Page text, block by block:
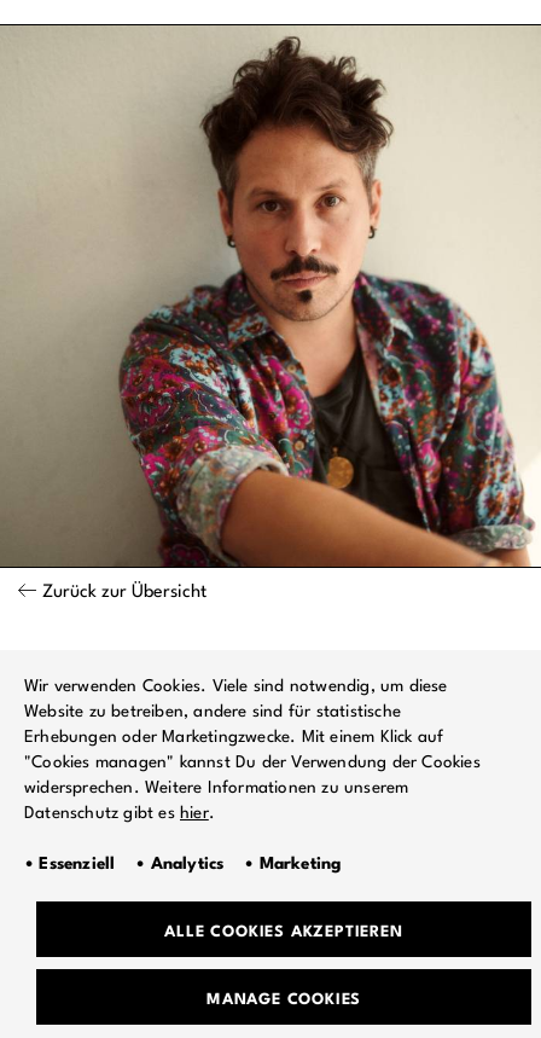
Zurück zur Übersicht
Wir verwenden Cookies. Viele sind notwendig, um diese
Website zu betreiben, andere sind für statistische
Erhebungen oder Marketingzwecke. Mit einem Klick auf
"Cookies managen" kannst Du der Verwendung der Cookies
widersprechen. Weitere Informationen zu unserem
Datenschutz gibt es hier.
• Essenziell • Analytics • Marketing
ALLE COOKIES AKZEPTIEREN
MANAGE COOKIES